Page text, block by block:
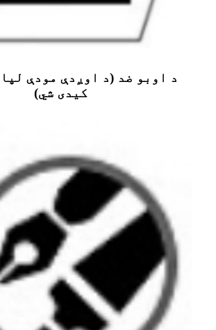
د اوبو ضد (د اوږدې مودې
کیدی شي)